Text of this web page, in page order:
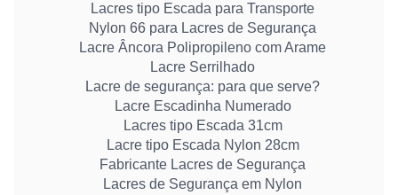
Lacres tipo Escada para Transporte
Nylon 66 para Lacres de Segurança
Lacre Âncora Polipropileno com Arame
Lacre Serrilhado
Lacre de segurança: para que serve?
Lacre Escadinha Numerado
Lacres tipo Escada 31cm
Lacre tipo Escada Nylon 28cm
Fabricante Lacres de Segurança
Lacres de Segurança em Nylon